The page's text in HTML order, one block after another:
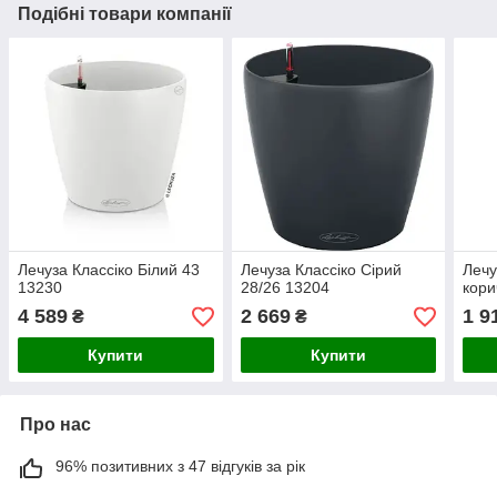
Подібні товари компанії
Лечуза Классіко Білий 43
13230
4 589 ₴
Купити
Лечуза Классіко Сірий
28/26 13204
2 669₴
Купити
1
Про нас
96% позитивних з 47 відгуків за рік